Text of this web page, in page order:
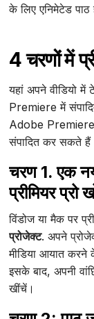
के लिए एनिमेटेड पाठ
4 चरणों में
यहां अपने वीडियो
Premiere में
Adobe Premiere
संपादित कर सकते
चरण 1. एक
प्रीमियर प्रो
विंडोज या मैक पर
प्रोजेक्ट. अपने
मीडिया आयात करने
इसके बाद, अपनी
खींचें।